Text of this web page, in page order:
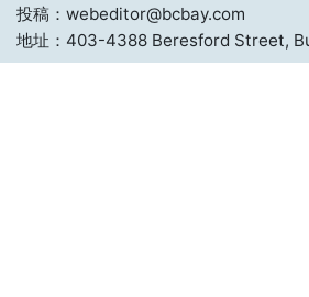
投稿：webeditor@bcbay.com
地址：403-4388 Beresford Street,